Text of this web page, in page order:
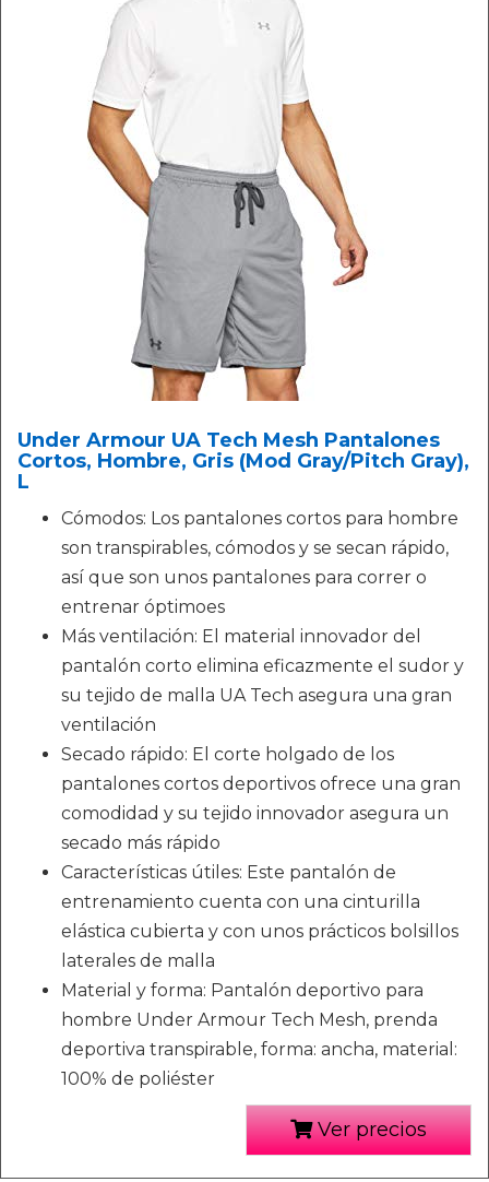
Under Armour UA Tech Mesh Pantalones
Cortos, Hombre, Gris (Mod Gray/Pitch Gray),
L
Cómodos: Los pantalones cortos para hombre
son transpirables, cómodos y se secan rápido,
así que son unos pantalones para correr o
entrenar óptimoes
Más ventilación: El material innovador del
pantalón corto elimina eficazmente el sudor y
su tejido de malla UA Tech asegura una gran
ventilación
Secado rápido: El corte holgado de los
pantalones cortos deportivos ofrece una gran
comodidad y su tejido innovador asegura un
secado más rápido
Características útiles: Este pantalón de
entrenamiento cuenta con una cinturilla
elástica cubierta y con unos prácticos bolsillos
laterales de malla
Material y forma: Pantalón deportivo para
hombre Under Armour Tech Mesh, prenda
deportiva transpirable, forma: ancha, material:
100% de poliéster
Ver precios